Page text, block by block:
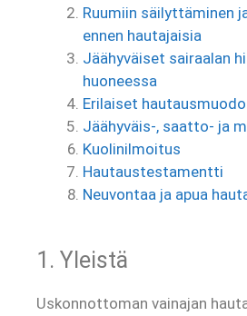
Ruumiin säilyttäminen
ennen hautajaisia
Jäähyväiset sairaalan
huoneessa
Erilaiset
Jäähyväis-, saatto- ja
Kuolinilmoitus
Hautaustestamentti
Neuvontaa ja apua
1. Yleistä
Uskonnottoman vainajan